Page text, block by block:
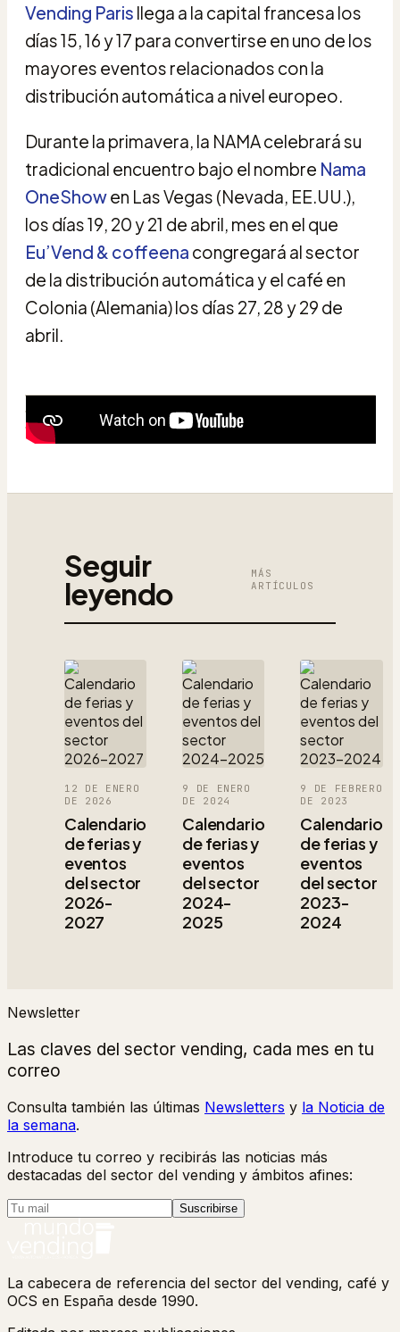
Vending Paris llega a la capital francesa los
días 15, 16 y 17 para convertirse en uno de los
mayores eventos relacionados con la
distribución automática a nivel europeo.
Durante la primavera, la NAMA celebrará su
tradicional encuentro bajo el nombre Nama
OneShowen Las Vegas (Nevada, EE.UU.),
los días 19, 20 y 21 de abril, mes en el que
Eu’Vend & coffeena congregará al sector
de la distribución automática y el café en
Colonia (Alemania) los días 27, 28 y 29 de
abril.
Seguir
leyendo
MÁS
ARTÍCULOS
12 DE ENERO
DE 2026
Calendario
de ferias y
eventos
del sector
2026-
2027
9 DE ENERO
DE 2024
Calendario
de ferias y
eventos
del sector
2024-
2025
9 DE FEBRERO
DE 2023
Calendario
de ferias y
eventos
del sector
2023-
2024
Newsletter
Las claves del sector vending, cada mes en tu
correo
Consulta también las últimas Newsletters y la Noticia de
la semana.
Introduce tu correo y recibirás las noticias más
destacadas del sector del vending y ámbitos afines:
Suscribirse
La cabecera de referencia del sector del vending, café y
OCS en España desde 1990.